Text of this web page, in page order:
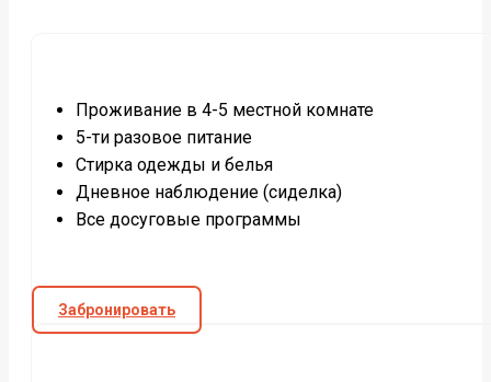
Проживание в 4-5 местной комнате
5-ти разовое питание
Стирка одежды и белья
Дневное наблюдение (сиделка)
Все досуговые программы
Забронировать